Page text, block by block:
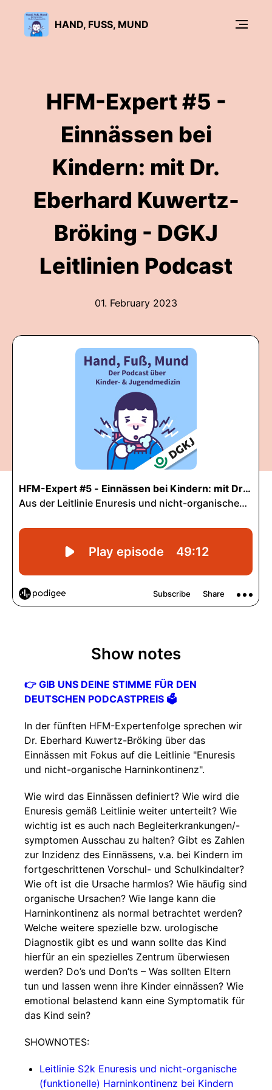
HAND, FUSS, MUND
HFM-Expert #5 -
Einnässen bei
Kindern: mit Dr.
Eberhard Kuwertz-
Bröking - DGKJ
Leitlinien Podcast
01. February 2023
Show notes
👉 GIB UNS DEINE STIMME FÜR DEN
DEUTSCHEN PODCASTPREIS 🗳️
In der fünften HFM-Expertenfolge sprechen wir
Dr. Eberhard Kuwertz-Bröking über das
Einnässen mit Fokus auf die Leitlinie "Enuresis
und nicht-organische Harninkontinenz".
Wie wird das Einnässen definiert? Wie wird die
Enuresis gemäß Leitlinie weiter unterteilt? Wie
wichtig ist es auch nach Begleiterkrankungen/-
symptomen Ausschau zu halten? Gibt es Zahlen
zur Inzidenz des Einnässens, v.a. bei Kindern im
fortgeschrittenen Vorschul- und Schulkindalter?
Wie oft ist die Ursache harmlos? Wie häufig sind
organische Ursachen? Wie lange kann die
Harninkontinenz als normal betrachtet werden?
Welche weitere spezielle bzw. urologische
Diagnostik gibt es und wann sollte das Kind
hierfür an ein spezielles Zentrum überwiesen
werden? Do’s und Don’ts – Was sollten Eltern
tun und lassen wenn ihre Kinder einnässen? Wie
emotional belastend kann eine Symptomatik für
das Kind sein?
SHOWNOTES:
Leitlinie S2k Enuresis und nicht-organische
(funktionelle) Harninkontinenz bei Kindern